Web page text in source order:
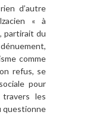
d’autre
« à
partirait du
comme
refus, se
pour
les
questionne